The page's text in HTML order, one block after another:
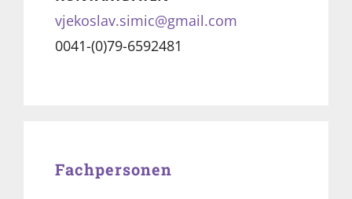
vjekoslav.simic@gmail.com
0041-(0)79-6592481
Fachpersonen